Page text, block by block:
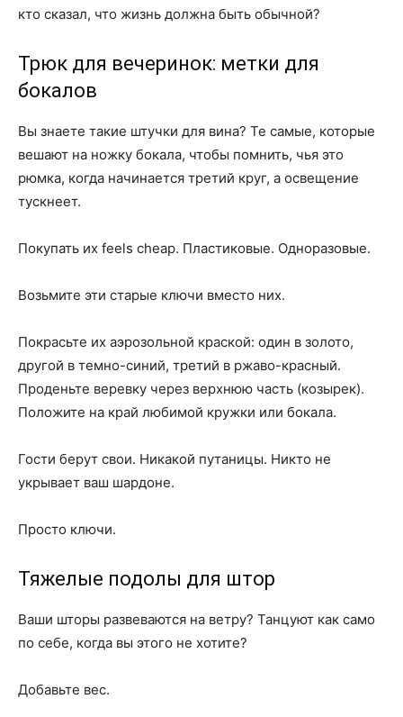
кто сказал, что жизнь должна быть обычной?
Трюк для вечеринок: метки для
бокалов
Вы знаете такие штучки для вина? Те самые, которые
вешают на ножку бокала, чтобы помнить, чья это
рюмка, когда начинается третий круг, а освещение
тускнеет.
Покупать их feels cheap. Пластиковые. Одноразовые.
Возьмите эти старые ключи вместо них.
Покрасьте их аэрозольной краской: один в золото,
другой в темно-синий, третий в ржаво-красный.
Проденьте веревку через верхнюю часть (козырек).
Положите на край любимой кружки или бокала.
Гости берут свои. Никакой путаницы. Никто не
укрывает ваш шардоне.
Просто ключи.
Тяжелые подолы для штор
Ваши шторы развеваются на ветру? Танцуют как само
по себе, когда вы этого не хотите?
Добавьте вес.